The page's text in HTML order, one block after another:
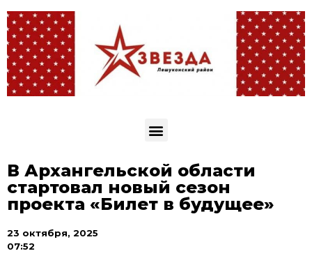
В Архангельской области
стартовал новый сезон
проекта «Билет в будущее»
23 октября, 2025
07:52